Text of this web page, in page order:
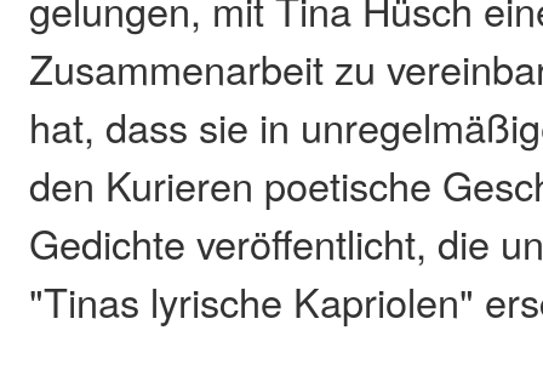
Zusammenarbeit zu
hat, dass sie in
den Kurieren poetische
Gedichte veröffentlicht, die
"Tinas lyrische Kapriolen"